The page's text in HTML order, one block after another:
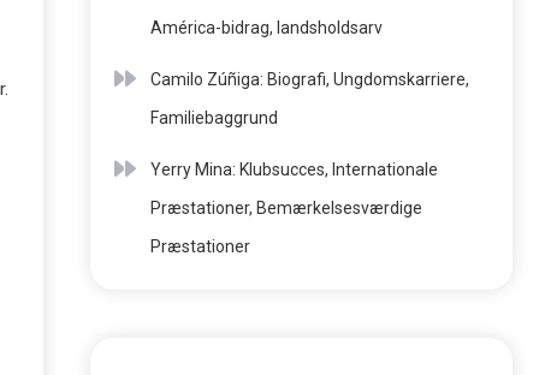
América-bidrag, landsholdsarv
Camilo Zúñiga: Biografi, Ungdomskarriere,
Familiebaggrund
Yerry Mina: Klubsucces, Internationale
Præstationer, Bemærkelsesværdige
Præstationer